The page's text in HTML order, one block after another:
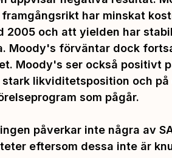
har minskat
2005 och att yielden har
Moody's förväntar dock
Moody's ser också positivt
likviditetsposition och på
som pågår.
påverkar inte några av
eftersom dessa inte är